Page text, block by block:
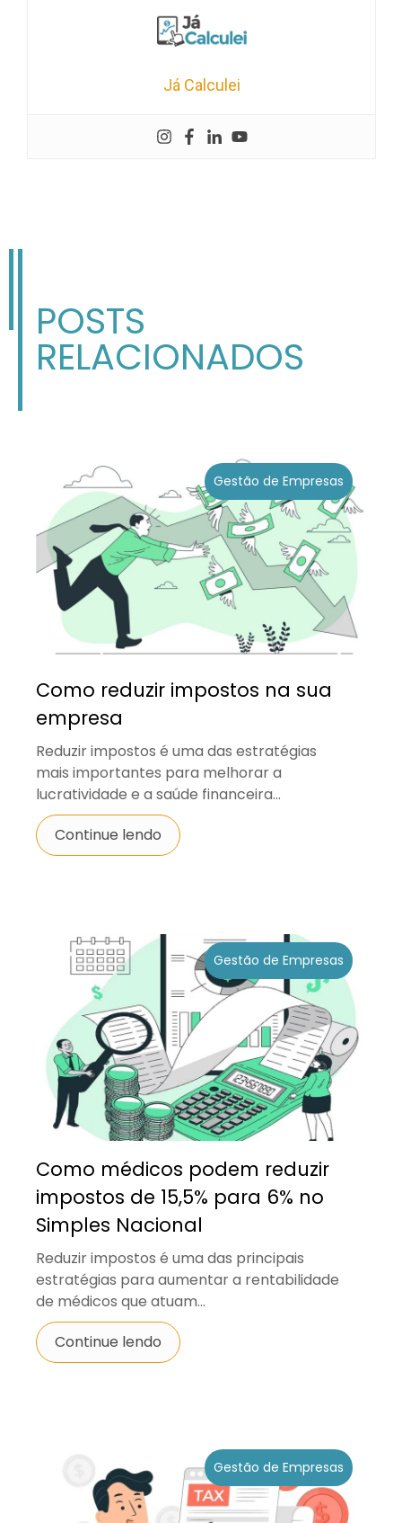
Já Calculei
POSTS
RELACIONADOS
Gestão de Empresas
Como reduzir impostos na sua
empresa
Reduzir impostos é uma das estratégias
mais importantes para melhorar a
lucratividade e a saúde financeira...
Continue lendo
Gestão de Empresas
Como médicos podem reduzir
impostos de 15,5% para 6% no
Simples Nacional
Reduzir impostos é uma das principais
estratégias para aumentar a rentabilidade
de médicos que atuam...
Continue lendo
Gestão de Empresas